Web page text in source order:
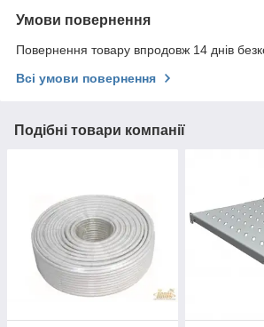
Умови повернення
Повернення товару впродовж 14 днів
Всі умови повернення
Подібні товари компанії